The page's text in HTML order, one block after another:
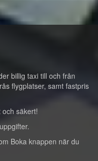
billig taxi till och från
flygplatser, samt fastpris
säkert!
Boka knappen när du